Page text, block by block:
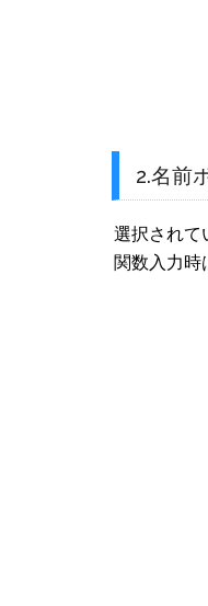
2.名前
選択されて
関数入力時